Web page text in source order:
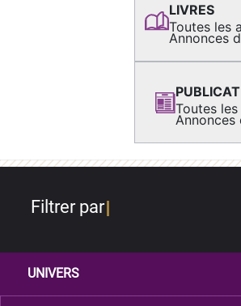
LIVRES
Toutes les
Annonces
Toutes
Annonces
Filtrer par
UNIVERS